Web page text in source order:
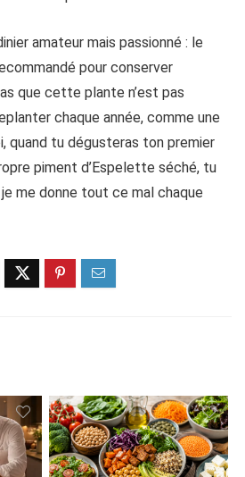
amateur mais passionné : le
pour conserver
que cette plante n’est pas
chaque année, comme une
quand tu dégusteras ton premier
piment d’Espelette séché, tu
me donne tout ce mal chaque